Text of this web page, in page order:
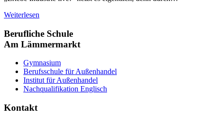
Weiterlesen
Berufliche Schule
Am Lämmermarkt
Gymnasium
Berufsschule für Außenhandel
Institut für Außenhandel
Nachqualifikation Englisch
Kontakt